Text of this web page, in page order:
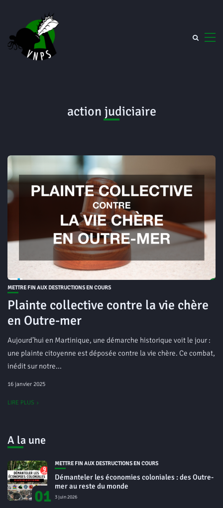
action judiciaire
METTRE FIN AUX DESTRUCTIONS EN COURS
Plainte collective contre la vie chère
en Outre-mer
Aujourd’hui en Martinique, une démarche historique voit le jour :
une plainte citoyenne est déposée contre la vie chère. Ce combat,
inédit sur notre...
16 janvier 2025
LIRE PLUS
A la une
01
METTRE FIN AUX DESTRUCTIONS EN COURS
Démanteler les économies coloniales : des Outre-
mer au reste du monde
3 juin 2026